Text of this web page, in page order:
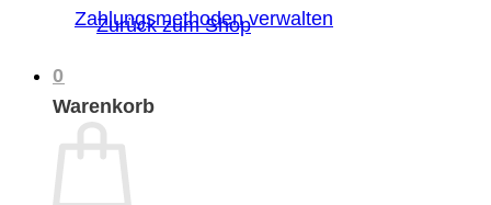
Zurück zum Shop
0
Warenkorb
Zahlungsmethoden verwalten